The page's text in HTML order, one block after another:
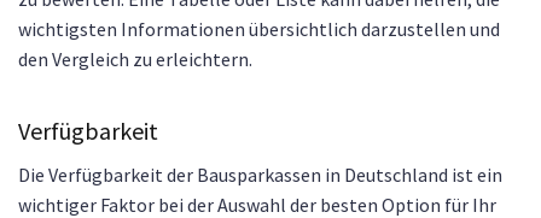
wichtigsten Informationen übersichtlich darzustellen und
den Vergleich zu erleichtern.
Verfügbarkeit
Die Verfügbarkeit der Bausparkassen in Deutschland ist ein
wichtiger Faktor bei der Auswahl der besten Option für Ihr